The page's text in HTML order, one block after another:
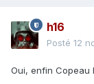
h16
Posté 12
Oui, enfin Copeau